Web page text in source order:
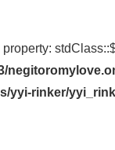
yyi-rinker/